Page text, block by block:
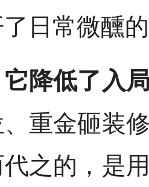
日常微醺
降低了入
重金砸装
之的，是